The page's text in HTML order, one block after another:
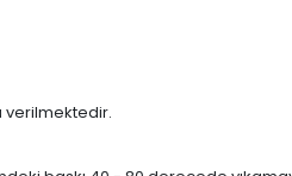
verilmektedir.